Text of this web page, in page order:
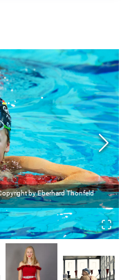
by Eberhard Thonfeld